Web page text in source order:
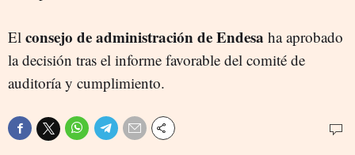
El consejo de administración de Endesa ha aprobado
la decisión tras el informe favorable del comité de
auditoría y cumplimiento.